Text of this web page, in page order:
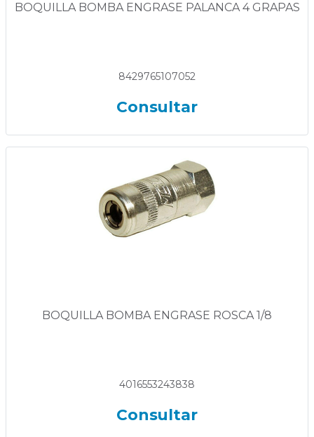
BOQUILLA BOMBA ENGRASE PALANCA 4 GRAPAS
8429765107052
Consultar
BOQUILLA BOMBA ENGRASE ROSCA 1/8
4016553243838
Consultar